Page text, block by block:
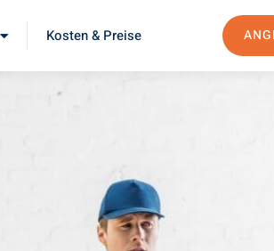
Kosten & Preise